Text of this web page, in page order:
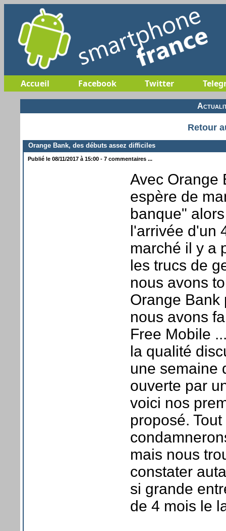
Accueil Facebook Twitter
Retour
Orange Bank, des débuts assez difficiles
Publié le 08/11/2017 à 15:00 - 7 commentaires ...
Avec Orange
espère de
banque"
l'arrivée d'un
marché il y a
les trucs de
nous avons
Orange Bank
nous avons
Free Mobile
la qualité
une semaine
ouverte par
voici nos
proposé.
mais nous
constater
si grande
de 4 mois le